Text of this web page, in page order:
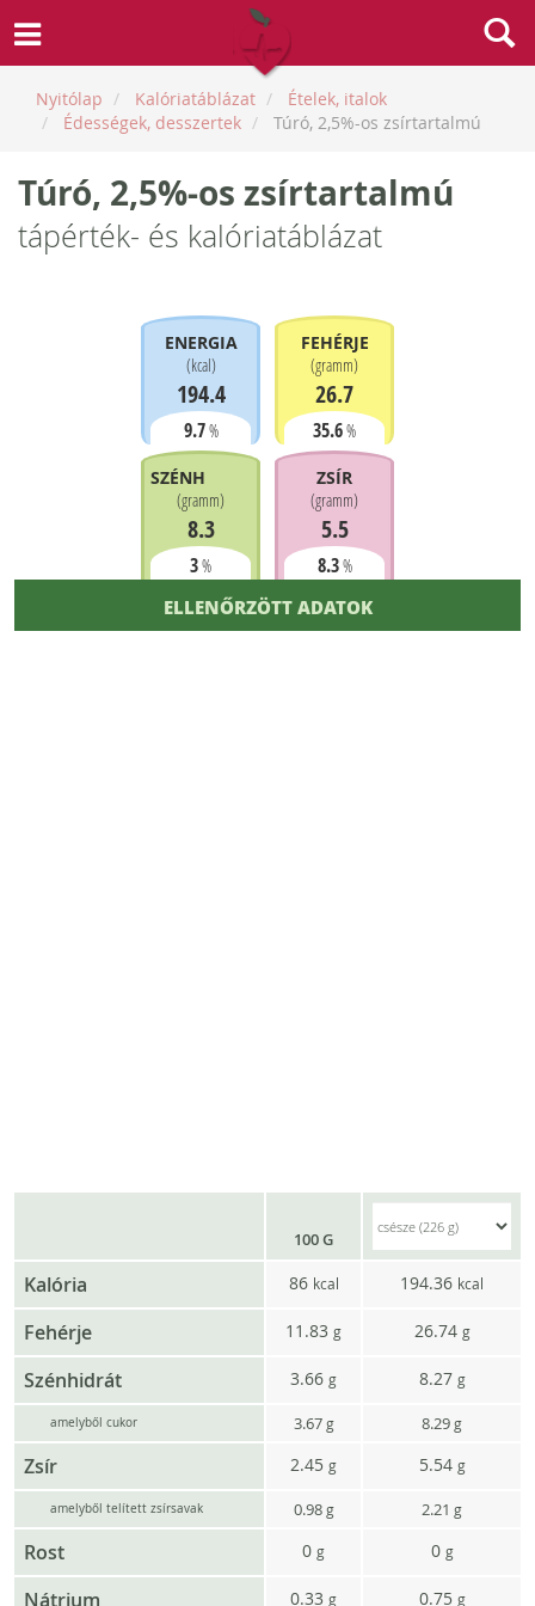
Nyitólap Kalóriatáblázat
Ételek, italok
Édességek, desszertek
Túró, 2,5%-os zsírtartalmú
Túró, 2,5%-os zsírtartalmú
tápérték- és kalóriatáblázat
ENERGIA
(kcal)
194.4
9.7%
FEHÉRJE
(gramm)
26.7
35.6%
SZÉNHIDRÁT
(gramm)
8.3
3%
ZSÍR
(gramm)
5.5
8.3%
ELLENŐRZÖTT ADATOK
100 G
Kalória 86 kcal 194.36 kcal
Fehérje 11.83 g 26.74 g
Szénhidrát 3.66 g 8.27 g
amelyből cukor 3.67g 8.29g
Zsír 2.45 g 5.54 g
amelyből telített zsírsavak 0.98g 2.21 g
Rost 0 g 0 g
Nátrium 0.33 g 0.75 g